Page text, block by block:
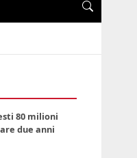
80 milioni
due anni